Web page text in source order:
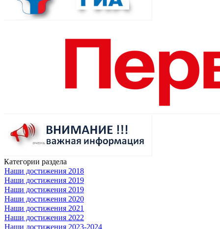
Категории раздела
Наши достижения 2018
Наши достижения 2019
Наши достижения 2019
Наши достижения 2020
Наши достижения 2021
Наши достижения 2022
Наши достижения 2023-2024